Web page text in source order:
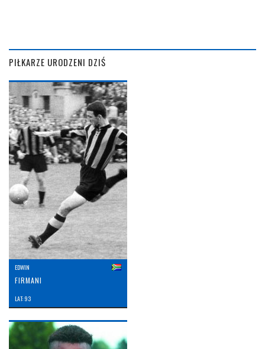
PIŁKARZE URODZENI DZIŚ
EDWIN
FIRMANI
LAT: 93